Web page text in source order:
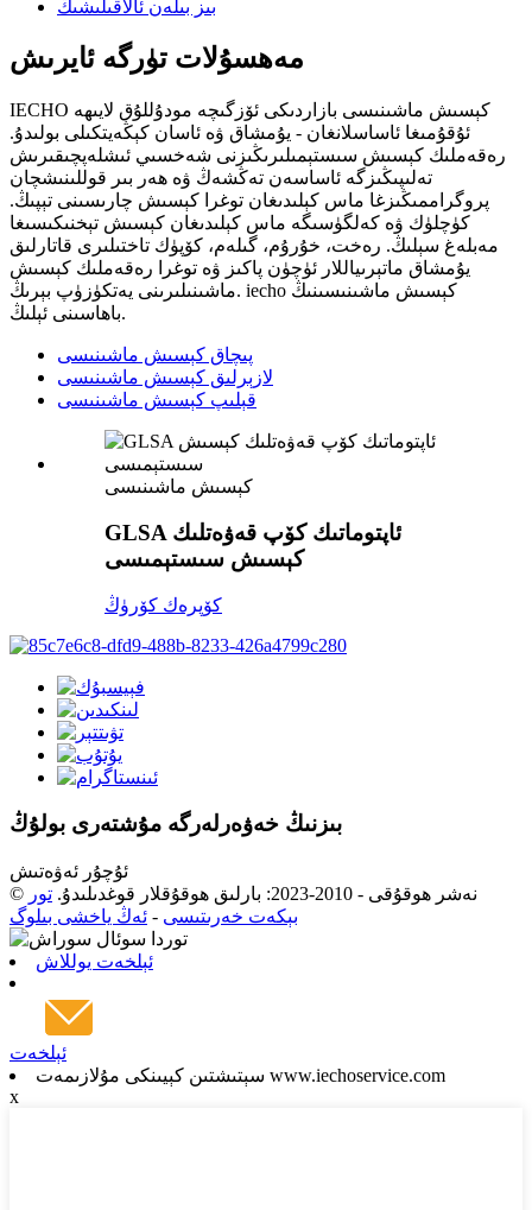
بىز بىلەن ئالاقىلىشىڭ
مەھسۇلات تۈرگە ئايرىش
IECHO كېسىش ماشىنىسى بازاردىكى ئۆزگىچە مودۇللۇق لايىھە
ئۇقۇمىغا ئاساسلانغان - يۇمشاق ۋە ئاسان كېڭەيتكىلى بولىدۇ.
رەقەملىك كېسىش سىستېمىلىرىڭىزنى شەخسىي ئىشلەپچىقىرىش
تەلىپىڭىزگە ئاساسەن تەڭشەڭ ۋە ھەر بىر قوللىنىشچان
پروگراممىڭىزغا ماس كېلىدىغان توغرا كېسىش چارىسىنى تېپىڭ.
كۈچلۈك ۋە كەلگۈسىگە ماس كېلىدىغان كېسىش تېخنىكىسىغا
مەبلەغ سېلىڭ. رەخت، خۇرۇم، گىلەم، كۆپۈك تاختىلىرى قاتارلىق
يۇمشاق ماتېرىياللار ئۈچۈن پاكىز ۋە توغرا رەقەملىك كېسىش
ماشىنىلىرىنى يەتكۈزۈپ بېرىڭ. iecho كېسىش ماشىنىسىنىڭ
باھاسىنى ئېلىڭ.
پىچاق كېسىش ماشىنىسى
لازېرلىق كېسىش ماشىنىسى
قېلىپ كېسىش ماشىنىسى
كېسىش ماشىنىسى
GLSA ئاپتوماتىك كۆپ قەۋەتلىك
كېسىش سىستېمىسى
كۆپرەك كۆرۈڭ
بىزنىڭ خەۋەرلەرگە مۇشتەرى بولۇڭ
ئۇچۇر ئەۋەتىش
© نەشر ھوقۇقى - 2010-2023: بارلىق ھوقۇقلار قوغدىلىدۇ.
تور
بېكەت خەرىتىسى - ئەڭ ياخشى بىلوگ
ئېلخەت يوللاش
ئېلخەت
سېتىشتىن كېيىنكى مۇلازىمەت www.iechoservice.com
x